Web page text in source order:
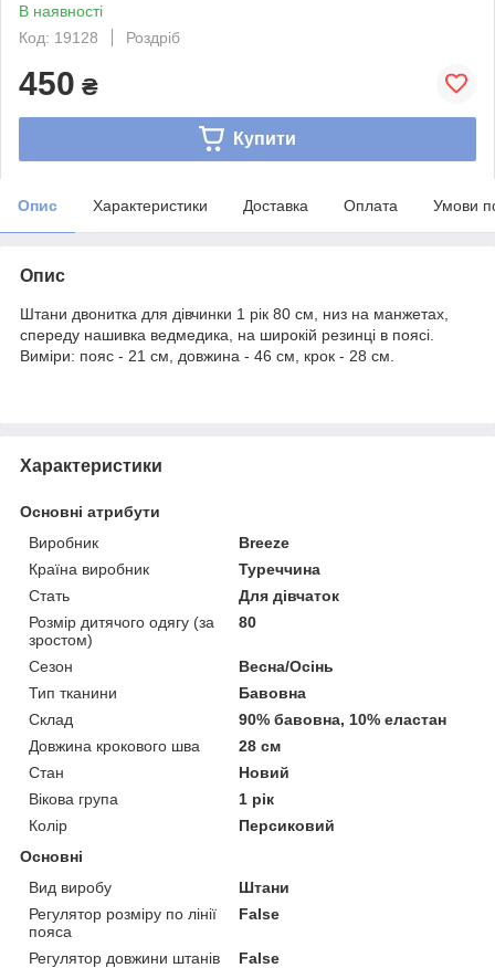
В наявності
Код: 19128
Роздріб
450 ₴
Купити
Опис Характеристики Доставка Оплата Умови
Опис
Штани двонитка для дівчинки 1 рік 80 см, низ на манжетах,
спереду нашивка ведмедика, на широкій резинці в поясі.
Виміри: пояс - 21 см, довжина - 46 см, крок - 28 см.
Характеристики
Основні атрибути
Виробник
Breeze
Країна виробник
Туреччина
Стать
Для дівчаток
Розмір дитячого одягу (за
зростом)
80
Сезон
Весна/Осінь
Тип тканини
Бавовна
Склад
90% бавовна, 10% еластан
Довжина крокового шва
28 см
Стан
Новий
Вікова група
1 рік
Колір
Персиковий
Основні
Вид виробу
Штани
Регулятор розміру по лінії
пояса
False
Регулятор довжини штанів False